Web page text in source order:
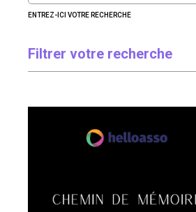
ENTREZ-ICI VOTRE RECHERCHE
Filtrer votre recherche